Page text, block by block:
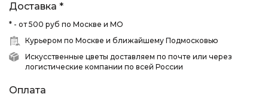
Доставка *
* - от 500 руб по Москве и МО
Курьером по Москве и ближайшему Подмосковью
Искусственные цветы доставляем по почте или через
логистические компании по всей России
Оплата